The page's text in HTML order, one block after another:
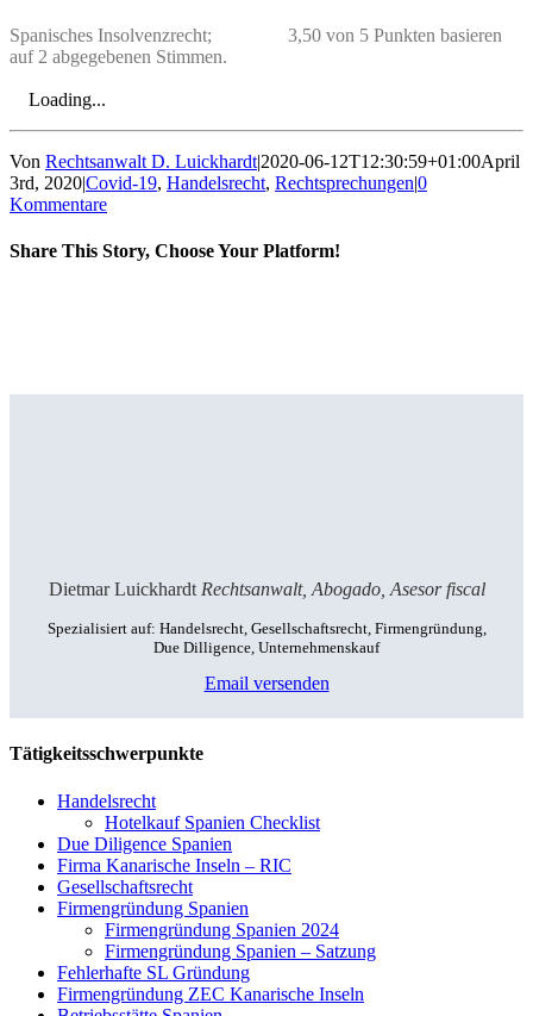
Spanisches Insolvenzrecht;
3,50 von 5 Punkten basieren
auf 2 abgegebenen Stimmen.
Loading...
Von Rechtsanwalt D. Luickhardt|2020-06-12T12:30:59+01:00April
3rd, 2020|Covid-19, Handelsrecht, Rechtsprechungen|0
Kommentare
Share This Story, Choose Your Platform!
Dietmar Luickhardt Rechtsanwalt, Abogado, Asesor fiscal
Spezialisiert auf: Handelsrecht, Gesellschaftsrecht, Firmengründung,
Due Dilligence, Unternehmenskauf
Email versenden
Tätigkeitsschwerpunkte
Handelsrecht
Hotelkauf Spanien Checklist
Due Diligence Spanien
Firma Kanarische Inseln – RIC
Gesellschaftsrecht
Firmengründung Spanien
Firmengründung Spanien 2024
Firmengründung Spanien – Satzung
Fehlerhafte SL Gründung
Firmengründung ZEC Kanarische Inseln